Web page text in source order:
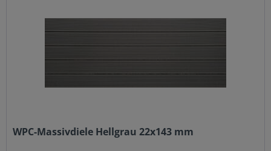
WPC-Massivdiele Hellgrau 22x143 mm